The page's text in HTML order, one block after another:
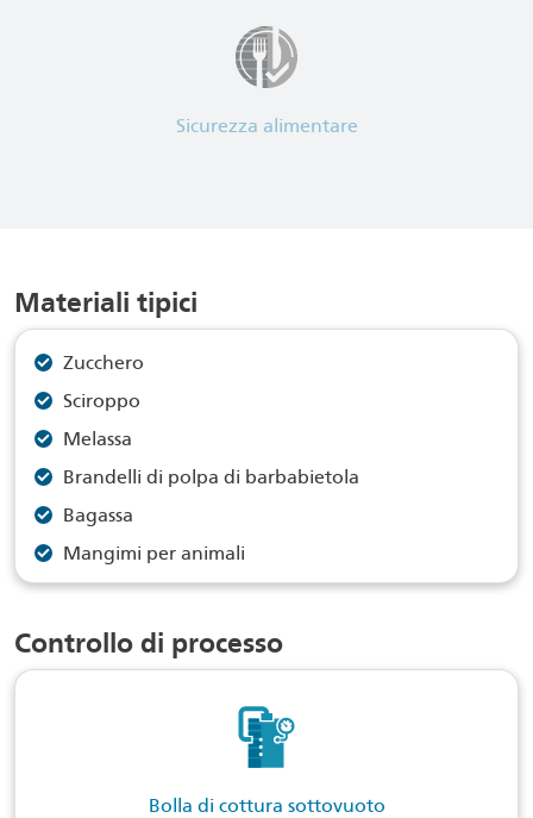
Sicurezza alimentare
Materiali tipici
Zucchero
Sciroppo
Melassa
Brandelli di polpa di barbabietola
Bagassa
Mangimi per animali
Controllo di processo
Bolla di cottura sottovuoto